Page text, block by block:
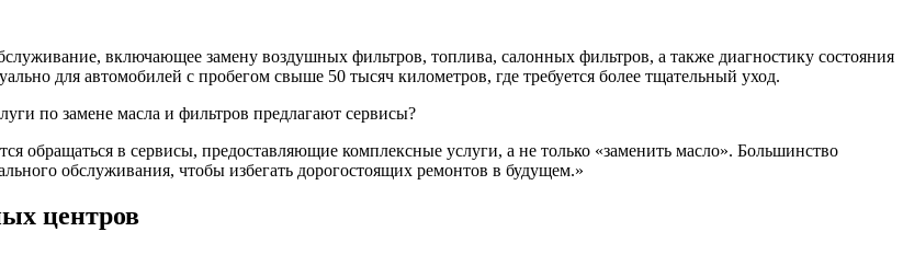
включающее замену воздушных фильтров, топлива, салонных фильтров, а также диагностику состояния
для автомобилей с пробегом свыше 50 тысяч километров, где требуется более тщательный уход.
обращаться в сервисы, предоставляющие комплексные услуги, а не только «заменить масло». Большинство
обслуживания, чтобы избегать дорогостоящих ремонтов в будущем.»
центров